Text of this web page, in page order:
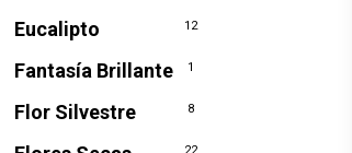
Eucalipto 12
Fantasía Brillante 1
Flor Silvestre 8